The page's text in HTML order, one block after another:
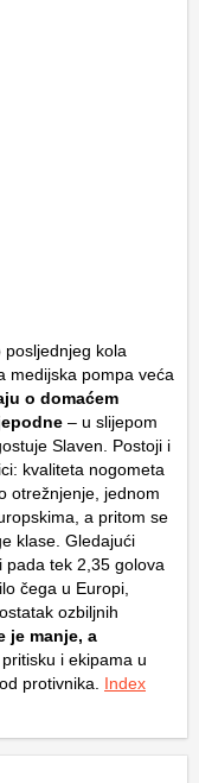
posljednjeg kola
medijska pompa veća
o domaćem
– u slijepom
Slaven. Postoji i
kvaliteta nogometa
otrežnjenje, jednom
a pritom se
klase. Gledajući
pada tek 2,35 golova
čega u Europi,
ozbiljnih
je manje, a
i ekipama u
protivnika. Index